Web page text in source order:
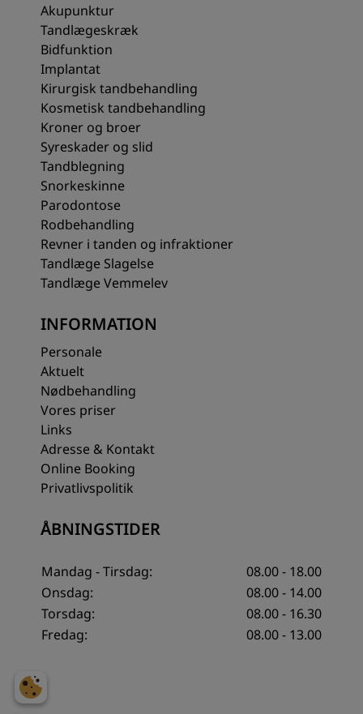
Akupunktur
Tandlægeskræk
Bidfunktion
Implantat
Kirurgisk tandbehandling
Kosmetisk tandbehandling
Kroner og broer
Syreskader og slid
Tandblegning
Snorkeskinne
Parodontose
Rodbehandling
Revner i tanden og infraktioner
Tandlæge Slagelse
Tandlæge Vemmelev
INFORMATION
Personale
Aktuelt
Nødbehandling
Vores priser
Links
Adresse & Kontakt
Online Booking
Privatlivspolitik
ÅBNINGSTIDER
Mandag - Tirsdag:
08.00 - 18.00
Onsdag:
08.00 - 14.00
Torsdag:
08.00 - 16.30
Fredag:
08.00 - 13.00